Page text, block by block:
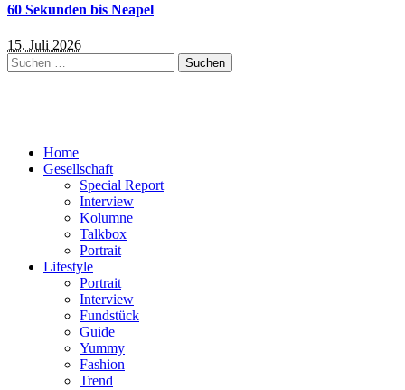
60 Sekunden bis Neapel
15. Juli 2026
Suchen
nach:
Home
Gesellschaft
Special Report
Interview
Kolumne
Talkbox
Portrait
Lifestyle
Portrait
Interview
Fundstück
Guide
Yummy
Fashion
Trend